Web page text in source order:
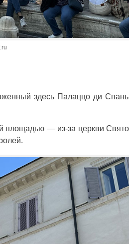
здесь Палаццо ди
площадью — из-за церкви